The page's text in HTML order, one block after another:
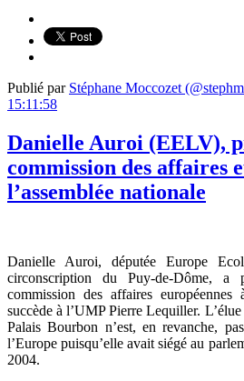
Publié par Stéphane Moccozet
15:11:58
Danielle Auroi (EELV),
commission des affaires
l’assemblée nationale
Danielle Auroi, députée Europe
circonscription du Puy-de-Dôme,
commission des affaires européennes
succède à l’UMP Pierre Lequiller.
Palais Bourbon n’est, en revanche,
l’Europe puisqu’elle avait siégé au
2004.